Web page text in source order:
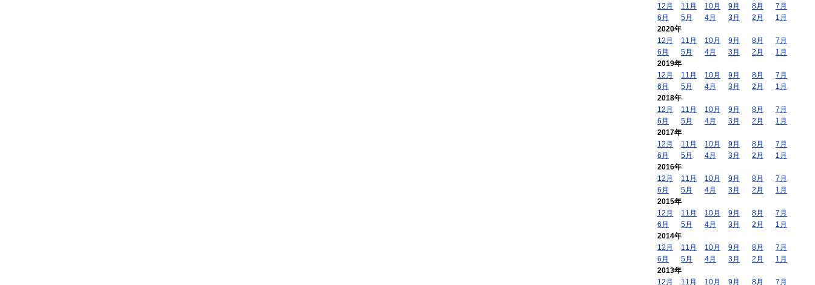
12月
11月 10月 9月 8月
7月
6月
5月 4月 3月 2月
1月
2020年
12月
11月 10月 9月 8月
7月
6月
5月 4月 3月 2月
1月
2019年
12月
11月 10月 9月 8月
7月
6月
5月 4月 3月 2月
1月
2018年
12月
11月 10月 9月 8月
7月
6月
5月 4月 3月 2月
1月
2017年
12月
11月 10月 9月 8月
7月
6月
5月 4月 3月 2月
1月
2016年
12月
11月 10月 9月 8月
7月
6月
5月 4月 3月 2月
1月
2015年
12月
11月 10月 9月 8月
7月
6月
5月 4月 3月 2月
1月
2014年
12月
11月 10月 9月 8月
7月
6月
5月 4月 3月 2月
1月
2013年
12月
11月 10月 9月 8月 7月